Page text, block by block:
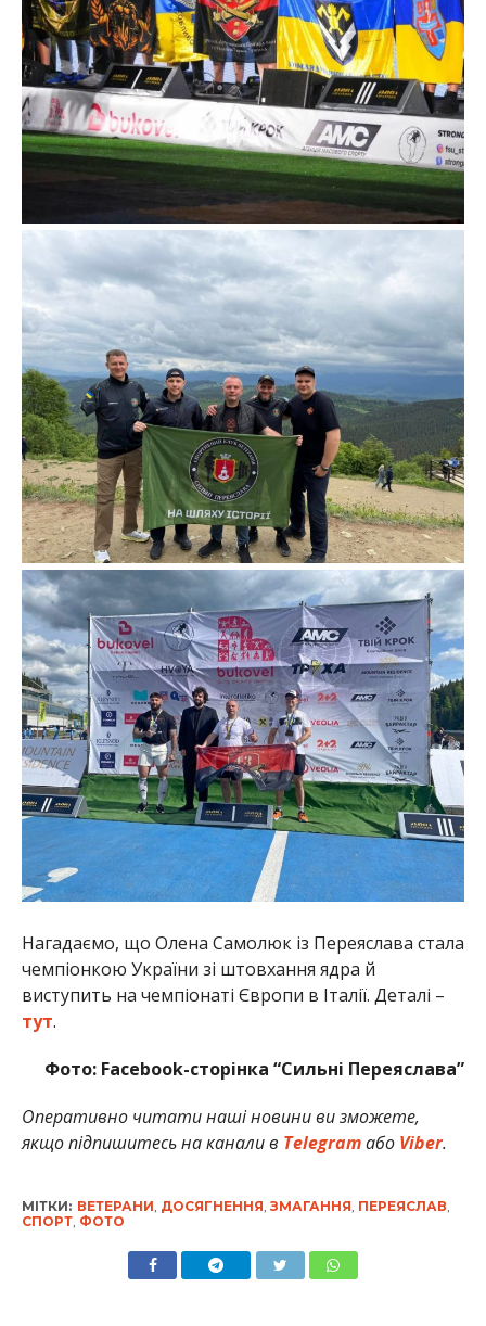
Нагадаємо, що Олена Самолюк із Переяслава стала
чемпіонкою України зі штовхання ядра й
виступить на чемпіонаті Європи в Італії. Деталі –
тут.
Фото: Facebook-сторінка “Сильні Переяслава”
Оперативно читати наші новини ви зможете,
якщо підпишитесь на канали в Telegramабо Viber.
МІТКИ: ВЕТЕРАНИ, ДОСЯГНЕННЯ, ЗМАГАННЯ, ПЕРЕЯСЛАВ,
СПОРТ, ФОТО